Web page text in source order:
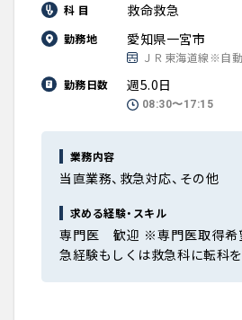
科 目 救命救急
勤務地 愛知県一宮市
ＪＲ東海道線※自
勤務日数
週5.0日
08:30〜17:15
業務内容
当直業務、救急対応、その他
求める経験・スキル
専門医 歓迎 ※専門医取得希
急経験もしくは救急科に転科